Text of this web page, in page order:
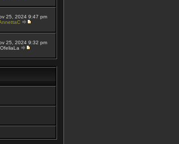
25, 2024 9:47 pm
25, 2024 9:32 pm
OfeliaLa